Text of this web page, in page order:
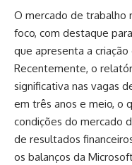
O mercado de trabalho
foco, com destaque
que apresenta a
Recentemente, o
significativa nas vagas
em três anos e meio, o
condições do mercado
de resultados
os balanços da